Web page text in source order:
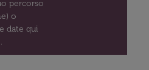
percorso
o
date qui